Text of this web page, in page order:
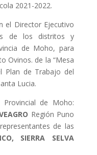
2021-2022.
el Director Ejecutivo
de los distritos y
de Moho, para
Ovinos. de la “Mesa
Plan de Trabajo del
Lucia.
de Moho:
Región Puno
de las
SIERRA SELVA